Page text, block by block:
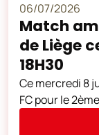
06/07/2026
Match
de Liège
18H30
Ce mercredi 8
FC pour le 2ème